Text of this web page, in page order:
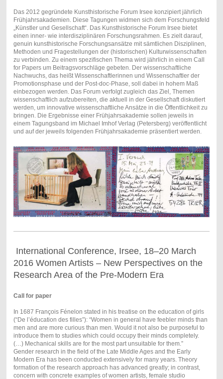
Das 2012 gegründete Kunsthistorische Forum Irsee konzipiert jährlich
Frühjahrsakademien. Diese Tagungen widmen sich dem Forschungsfeld
„Künstler und Gesellschaft“. Das Kunsthistorische Forum Irsee bietet
einen inner- wie interdisziplinären Forschungsrahmen. Es zielt darauf,
genuin kunsthistorische Forschungsansätze mit sämtlichen Disziplinen,
Methoden und Fragestellungen der (historischen) Kulturwissenschaften
zu verbinden. Zu einem spezifischen Thema wird jährlich in einem Call
for Papers um Beitragsvorschläge gebeten. Der wissenschaftliche
Nachwuchs, das heißt Wissenschaftlerinnen und Wissenschaftler der
Promotionsphase und der Post-doc-Phase, soll dabei in hohem Maß
einbezogen werden. Das Forum verfolgt zugleich das Ziel, Themen
wissenschaftlich aufzubereiten, die aktuell in der Gesellschaft diskutiert
werden, um innovative wissenschaftliche Ansätze in die Öffentlichkeit zu
bringen. Die Ergebnisse einer Frühjahrsakademie sollen jeweils in
einem Tagungsband im Michael Imhof Verlag (Petersberg) veröffentlicht
und auf der jeweils folgenden Frühjahrsakademie präsentiert werden.
International Conference, Irsee, 18–20 March
2016 Women Artists – New Perspectives on the
Research Area of the Pre-Modern Era
Call for paper
In 1687 François Fénelon stated in his treatise on the education of girls
(“De l’éducation des filles”): “Women in general have feebler minds than
men and are more curious than men. Would it not also be purposeful to
introduce them to studies which could occupy their minds completely.
(…) Mechanical skills are for the most part unsuitable for them.”
Gender research in the field of the Late Middle Ages and the Early
Modern Era has been conducted extensively for many years. Theory
formation of the research approach has advanced greatly; in contrast,
concern with concrete examples of women artists, female studio